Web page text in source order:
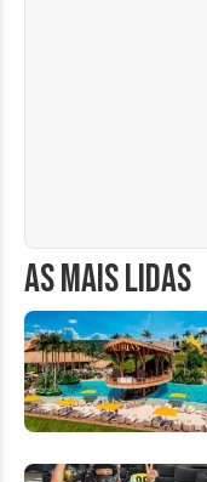
AS MAIS LIDAS